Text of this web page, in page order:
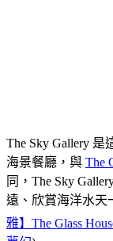
The Sky Gallery 是
海景餐廳，與 The
同，The Sky
遠、欣賞海洋水天
雅】The Glass